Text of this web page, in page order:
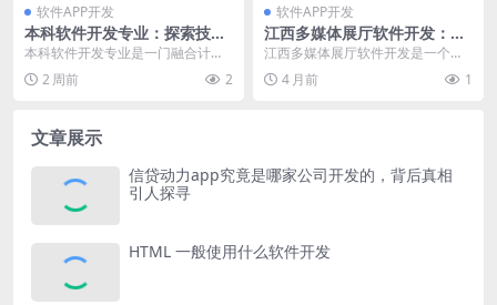
软件APP开发
本科软件开发专业：探索技术
前沿，塑造未来软件领域核心
本科软件开发专业是一门融合计算
机科学、数学、工程学等多学科知
识，培养具备软件开发...
2 周前 2
软件APP开发
江西多媒体展厅软件开发：创
新技术助力打造沉浸式展示体
江西多媒体展厅软件开发是一个融
合了现代科技与地域特色的重要项
目，对于展示江西丰富...
4 月前 1
文章展示
信贷动力app究竟是哪家公司开发的，背后真相
引人探寻
HTML 一般使用什么软件开发